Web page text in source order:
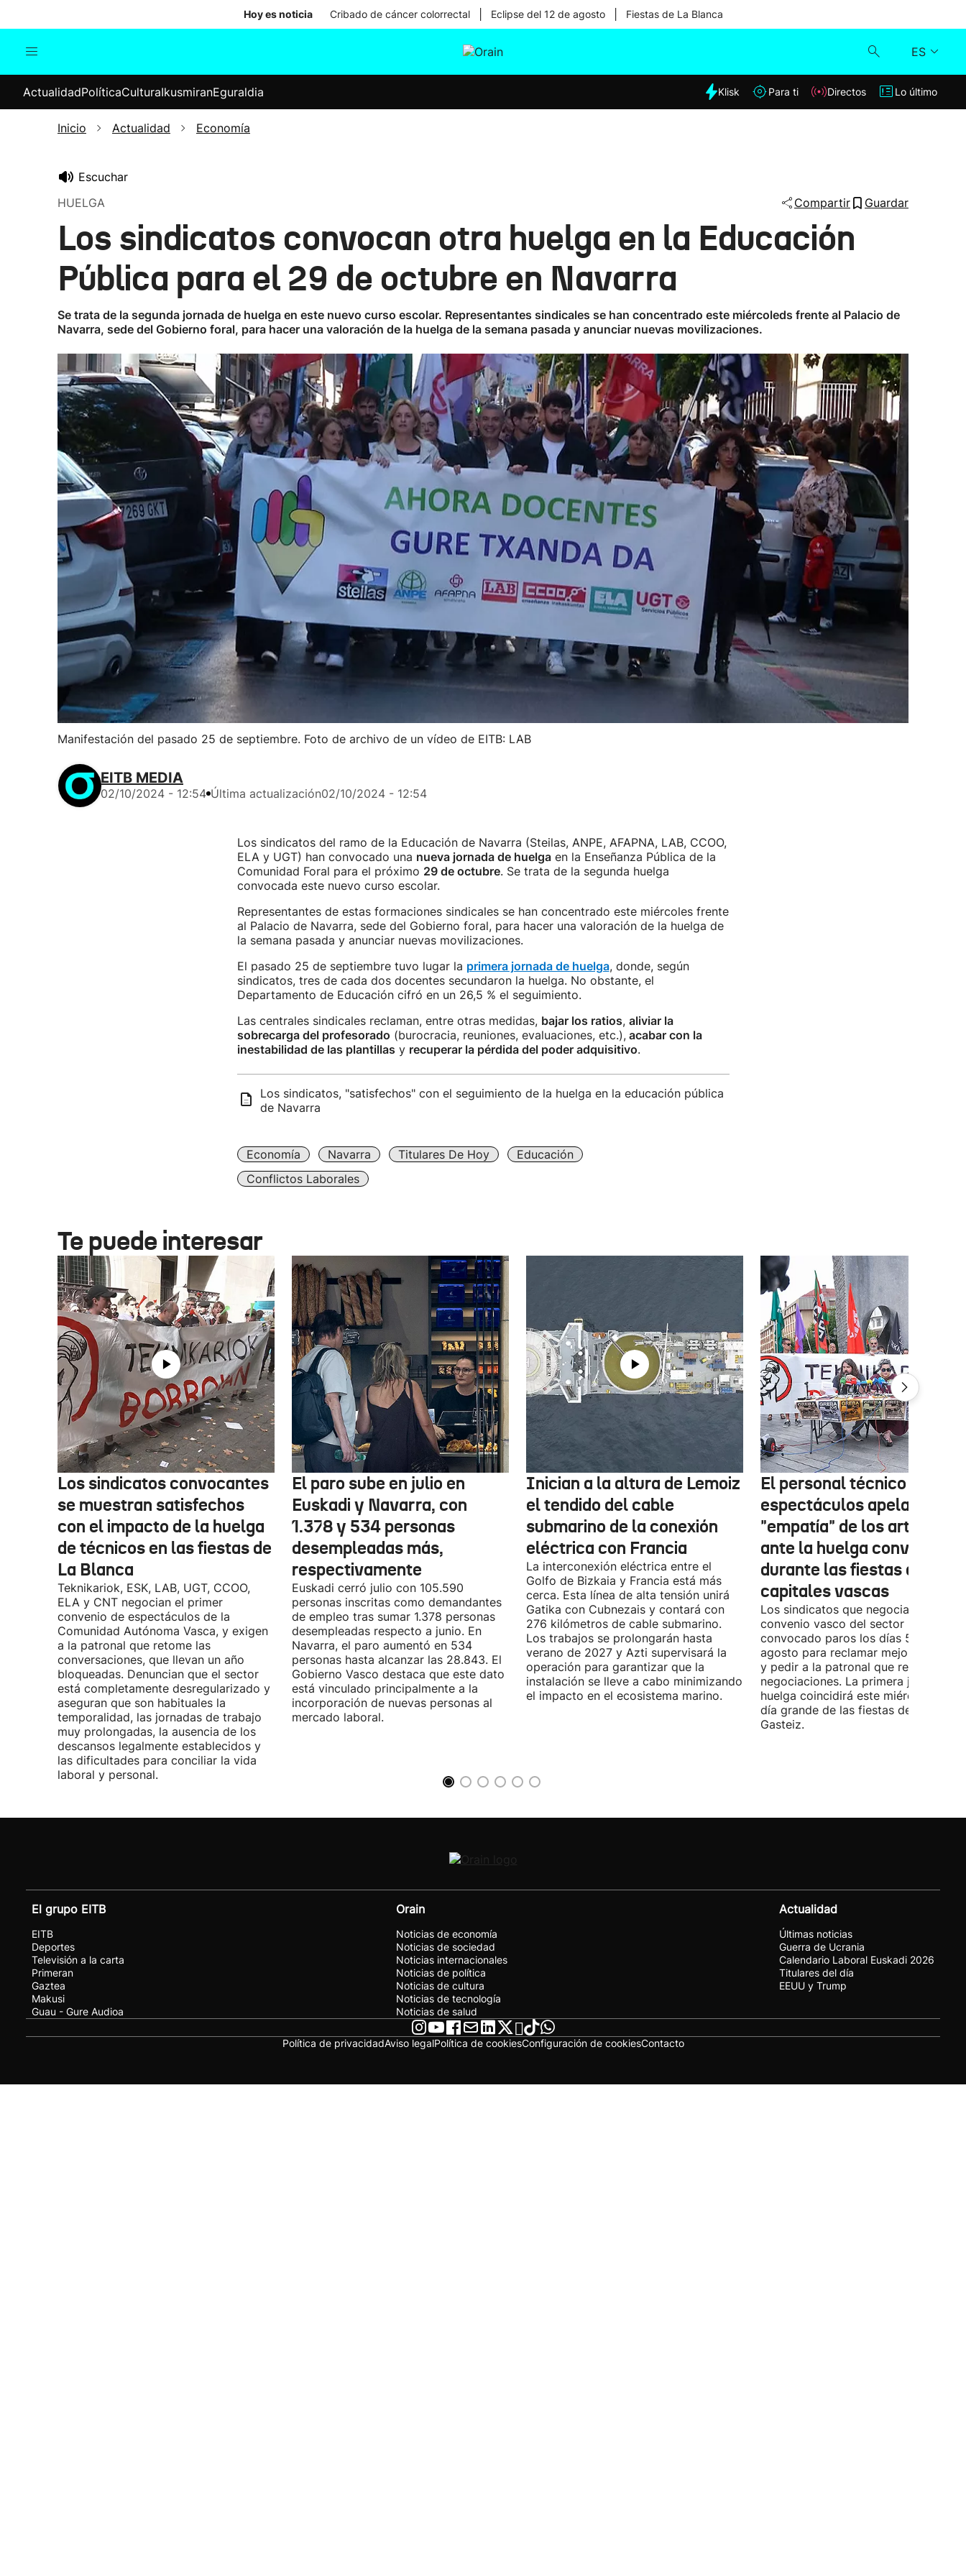
Hoy es noticia Cribado de cáncer colorrectal Eclipse del 12 de agosto Fiestas de La Blanca
ES
Internacional
Elecciones
Klisk
ActualidadPolíticaCulturaIkusmiranEguraldia Klisk Para ti Directos Lo último
Inicio Actualidad Economía
Escuchar
HUELGA
Compartir Guardar
Los sindicatos convocan otra huelga en la Educación
Pública para el 29 de octubre en Navarra
Se trata de la segunda jornada de huelga en este nuevo curso escolar. Representantes sindicales se han concentrado este miércoleds frente al Palacio de
Navarra, sede del Gobierno foral, para hacer una valoración de la huelga de la semana pasada y anunciar nuevas movilizaciones.
Manifestación del pasado 25 de septiembre. Foto de archivo de un vídeo de EITB: LAB
EITB MEDIA
02/10/2024 - 12:54 Última actualización02/10/2024 - 12:54
Los sindicatos del ramo de la Educación de Navarra (Steilas, ANPE, AFAPNA, LAB, CCOO,
ELA y UGT) han convocado una nueva jornada de huelgaen la Enseñanza Pública de la
Comunidad Foral para el próximo 29 de octubre. Se trata de la segunda huelga
convocada este nuevo curso escolar.
Representantes de estas formaciones sindicales se han concentrado este miércoles frente
al Palacio de Navarra, sede del Gobierno foral, para hacer una valoración de la huelga de
la semana pasada y anunciar nuevas movilizaciones.
El pasado 25 de septiembre tuvo lugar la primera jornada de huelga, donde, según
sindicatos, tres de cada dos docentes secundaron la huelga. No obstante, el
Departamento de Educación cifró en un 26,5 % el seguimiento.
Las centrales sindicales reclaman, entre otras medidas, bajar los ratios, aliviar la
sobrecarga del profesorado (burocracia, reuniones, evaluaciones, etc.),acabar con la
inestabilidad de las plantillas y recuperar la pérdida del poder adquisitivo.
Los sindicatos, "satisfechos" con el seguimiento de la huelga en la educación pública
de Navarra
Economía Navarra Titulares De Hoy
Educación
Conflictos Laborales
Te puede interesar
Los sindicatos convocantes
se muestran satisfechos
con el impacto de la huelga
de técnicos en las fiestas de
La Blanca
Teknikariok, ESK, LAB, UGT, CCOO,
ELA y CNT negocian el primer
convenio de espectáculos de la
Comunidad Autónoma Vasca, y exigen
a la patronal que retome las
conversaciones, que llevan un año
bloqueadas. Denuncian que el sector
está completamente desregularizado y
aseguran que son habituales la
temporalidad, las jornadas de trabajo
muy prolongadas, la ausencia de los
descansos legalmente establecidos y
las dificultades para conciliar la vida
laboral y personal.
El paro sube en julio en
Euskadi y Navarra, con
1.378 y 534 personas
desempleadas más,
respectivamente
Euskadi cerró julio con 105.590
personas inscritas como demandantes
de empleo tras sumar 1.378 personas
desempleadas respecto a junio. En
Navarra, el paro aumentó en 534
personas hasta alcanzar las 28.843. El
Gobierno Vasco destaca que este dato
está vinculado principalmente a la
incorporación de nuevas personas al
mercado laboral.
Inician a la altura de Lemoiz
el tendido del cable
submarino de la conexión
eléctrica con Francia
La interconexión eléctrica entre el
Golfo de Bizkaia y Francia está más
cerca. Esta línea de alta tensión unirá
Gatika con Cubnezais y contará con
276 kilómetros de cable submarino.
Los trabajos se prolongarán hasta
verano de 2027 y Azti supervisará la
operación para garantizar que la
instalación se lleve a cabo minimizando
el impacto en el ecosistema marino.
El personal técnico de
espectáculos apela a la
"empatía" de los artistas
ante la huelga convocada
durante las fiestas de las
capitales vascas
Los sindicatos que negocian el
convenio vasco del sector han
convocado paros los días 5, 14 y 26
agosto para reclamar mejoras
y pedir a la patronal que retome las
negociaciones. La primera jornada de
huelga coincidirá este miércoles con
día grande de las fiestas de Vitoria-
Gasteiz.
El grupo EITB
EITB
Deportes
Televisión a la carta
Primeran
Gaztea
Makusi
Guau - Gure Audioa
Orain
Noticias de economía
Noticias de sociedad
Noticias internacionales
Noticias de política
Noticias de cultura
Noticias de tecnología
Noticias de salud
Actualidad
Últimas noticias
Guerra de Ucrania
Calendario Laboral Euskadi 2026
Titulares del día
EEUU y Trump
Política de privacidadAviso legalPolítica de cookiesConfiguración de cookiesContacto